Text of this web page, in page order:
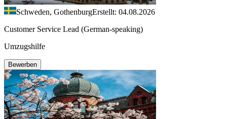
Schweden, GothenburgErstellt: 04.08.2026
Customer Service Lead (German-speaking)
Umzugshilfe
Bewerben